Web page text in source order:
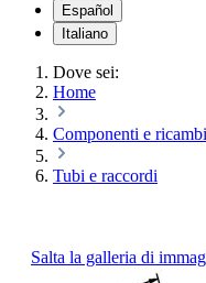
Español
Italiano
Dove sei:
Home
Componenti e
Tubi e raccordi
Salta la galleria di